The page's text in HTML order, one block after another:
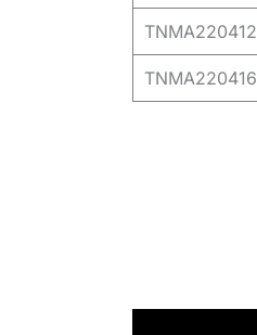
TNMA220412
TNMA220416